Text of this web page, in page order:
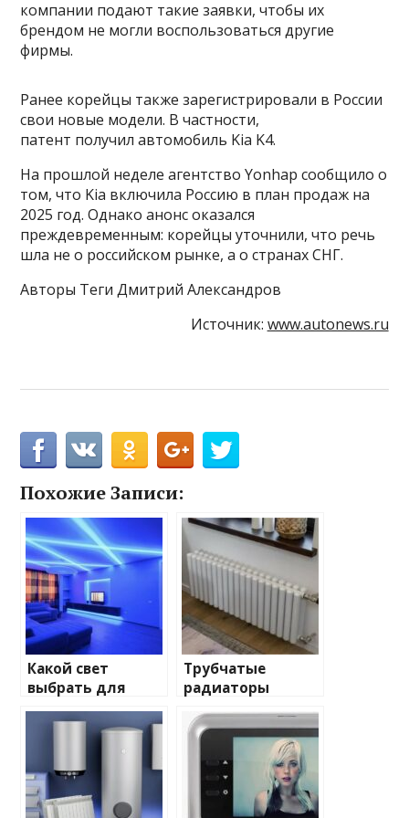
компании подают такие заявки, чтобы их
брендом не могли воспользоваться другие
фирмы.
Ранее корейцы также зарегистрировали в России
свои новые модели. В частности,
патент получил автомобиль Kia K4.
На прошлой неделе агентство Yonhap сообщило о
том, что Kia включила Россию в план продаж на
2025 год. Однако анонс оказался
преждевременным: корейцы уточнили, что речь
шла не о российском рынке, а о странах СНГ.
Авторы Теги Дмитрий Александров
Источник: www.autonews.ru
Похожие Записи:
Какой свет
выбрать для
домашнего
освещения
Трубчатые
радиаторы
отопления: виды
и характеристики